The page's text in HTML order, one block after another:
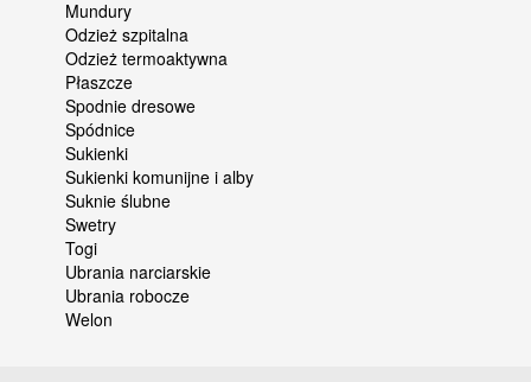
Mundury
Odzież szpitalna
Odzież termoaktywna
Płaszcze
Spodnie dresowe
Spódnice
Sukienki
Sukienki komunijne i alby
Suknie ślubne
Swetry
Togi
Ubrania narciarskie
Ubrania robocze
Welon